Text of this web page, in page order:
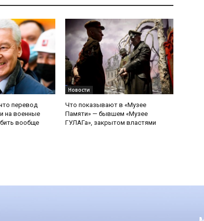
перевод
на военные
вообще
Новости
Что показывают в «Музее
Памяти» — бывшем «Музее
ГУЛАГа», закрытом властями